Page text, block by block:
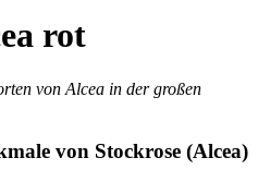
rot
von Alcea in der großen
von Stockrose (Alcea)